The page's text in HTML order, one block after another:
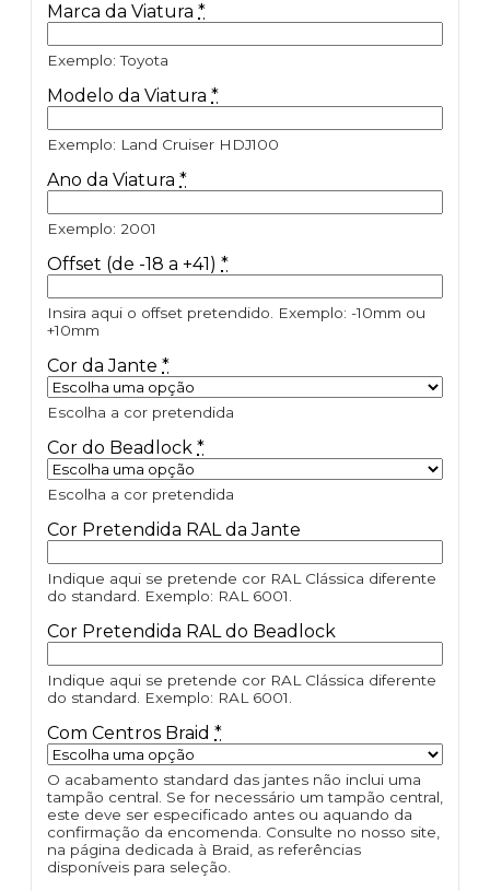
Marca da Viatura *
Exemplo: Toyota
Modelo da Viatura *
Exemplo: Land Cruiser HDJ100
Ano da Viatura *
Exemplo: 2001
Offset (de -18 a +41) *
Insira aqui o offset pretendido. Exemplo: -10mm ou
+10mm
Cor da Jante *
Escolha a cor pretendida
Cor do Beadlock *
Escolha a cor pretendida
Cor Pretendida RAL da Jante
Indique aqui se pretende cor RAL Clássica diferente
do standard. Exemplo: RAL 6001.
Cor Pretendida RAL do Beadlock
Indique aqui se pretende cor RAL Clássica diferente
do standard. Exemplo: RAL 6001.
Com Centros Braid *
O acabamento standard das jantes não inclui uma
tampão central. Se for necessário um tampão central,
este deve ser especificado antes ou aquando da
confirmação da encomenda. Consulte no nosso site,
na página dedicada à Braid, as referências
disponíveis para seleção.